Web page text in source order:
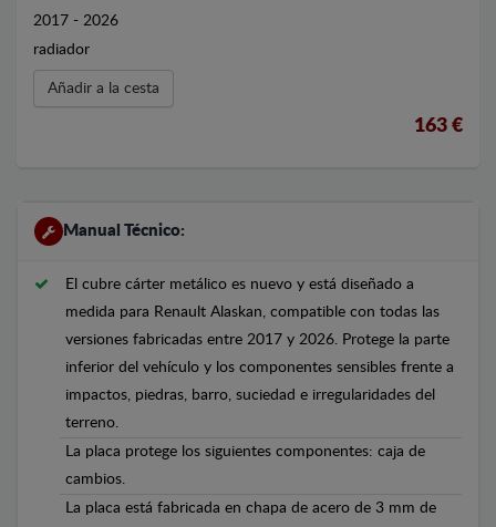
2017 - 2026
radiador
Añadir a la cesta
163 €
Manual Técnico:
El cubre cárter metálico es nuevo y está diseñado a
medida para Renault Alaskan, compatible con todas las
versiones fabricadas entre 2017 y 2026. Protege la parte
inferior del vehículo y los componentes sensibles frente a
impactos, piedras, barro, suciedad e irregularidades del
terreno.
La placa protege los siguientes componentes: caja de
cambios.
La placa está fabricada en chapa de acero de 3 mm de